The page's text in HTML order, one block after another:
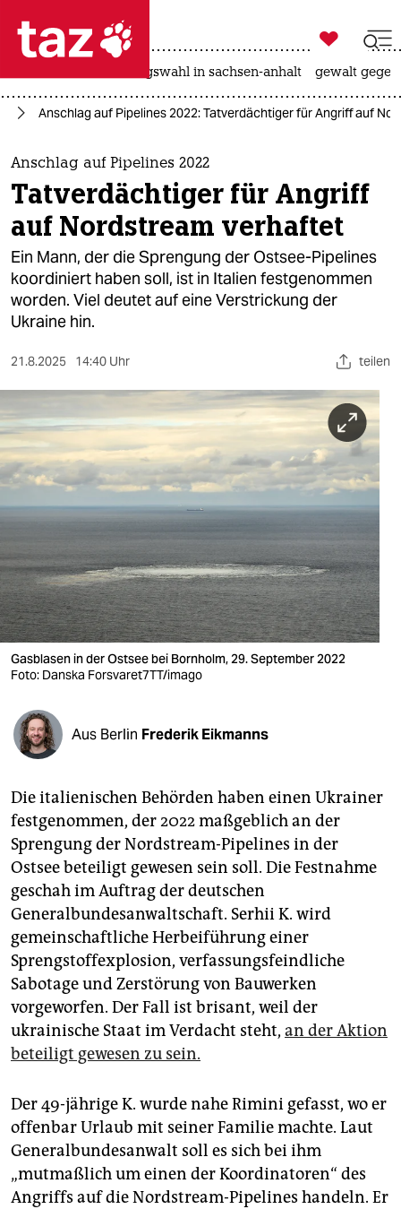
 taz zahl ich
taz zahl ich
themen
politik
öko
gesellschaft
kultur
sport
berlin
nord
wahrheit
verlag
verlag
veranstaltungen
shop
fragen & hilfe
abo
epaper login

taz zahl ich
landtagswahl in sachsen-anhalt gewalt
Anschlag auf Pipelines 2022: Tatverdächtiger für Angriff auf
Anschlag auf Pipelines 2022
Tatverdächtiger für Angriff
auf Nordstream verhaftet
Ein Mann, der die Sprengung der Ostsee-Pipelines
koordiniert haben soll, ist in Italien festgenommen
worden. Viel deutet auf eine Verstrickung der
Ukraine hin.
21.8.2025 14:40 Uhr teilen
Gasblasen in der Ostsee bei Bornholm, 29. September 2022
Foto: Danska Forsvaret7TT/imago
Aus Berlin Frederik Eikmanns
Die italienischen Behörden haben einen Ukrainer
festgenommen, der 2022 maßgeblich an der
Sprengung der Nordstream-Pipelines in der
Ostsee beteiligt gewesen sein soll. Die Festnahme
geschah im Auftrag der deutschen
Generalbundesanwaltschaft. Serhii K. wird
gemeinschaftliche Herbeiführung einer
Sprengstoffexplosion, verfassungsfeindliche
Sabotage und Zerstörung von Bauwerken
vorgeworfen. Der Fall ist brisant, weil der
ukrainische Staat im Verdacht steht, an der Aktion
beteiligt gewesen zu sein.
Der 49-jährige K. wurde nahe Rimini gefasst, wo er
offenbar Urlaub mit seiner Familie machte. Laut
Generalbundesanwalt soll es sich bei ihm
„mutmaßlich um einen der Koordinatoren“ des
Angriffs auf die Nordstream-Pipelines handeln. Er